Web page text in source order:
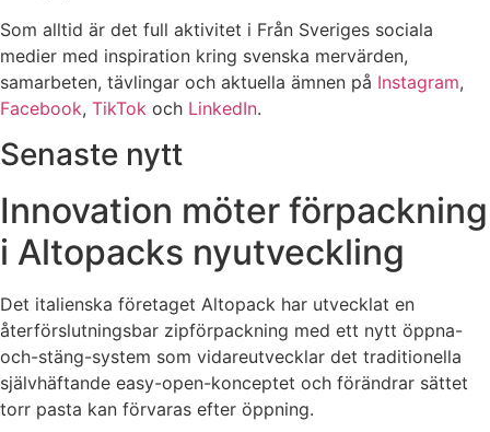
Som alltid är det full aktivitet i Från Sveriges sociala
medier med inspiration kring svenska mervärden,
samarbeten, tävlingar och aktuella ämnen på Instagram,
Facebook, TikTok och LinkedIn.
Senaste nytt
Innovation möter förpackning
i Altopacks nyutveckling
Det italienska företaget Altopack har utvecklat en
återförslutningsbar zipförpackning med ett nytt öppna-
och-stäng-system som vidareutvecklar det traditionella
självhäftande easy-open-konceptet och förändrar sättet
torr pasta kan förvaras efter öppning.